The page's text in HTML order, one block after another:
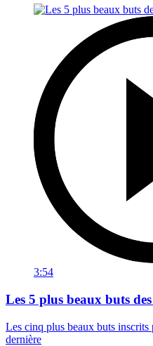
3:54
Les 5 plus beaux buts
Les cinq plus beaux buts
dernière